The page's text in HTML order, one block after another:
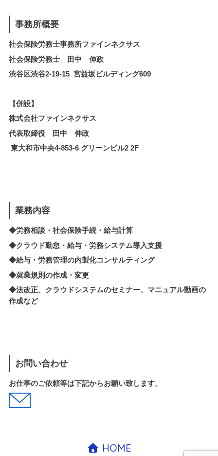
事務所概要
社会保険労務士事務所ファインネクサス
社会保険労務士 田中 伸政
渋谷区渋谷2-19-15 宮益坂ビルディング609
【併設】
株式会社ファインネクサス
代表取締役 田中 伸政
東大和市中央4-853-6 グリーンビル2 2F
業務内容
◆労務相談・社会保険手続・給与計算
◆クラウド勤怠・給与・労務システム導入支援
◆給与・労務管理の内製化コンサルティング
◆就業規則の作成・変更
◆法改正、クラウドシステムのセミナー、マニュアル動画の
作成など
お問い合わせ
お仕事のご依頼等は下記からお願い致します。
HOME